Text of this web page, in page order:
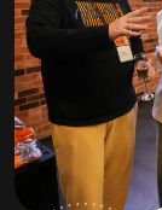
Яндекс,
ТУТ